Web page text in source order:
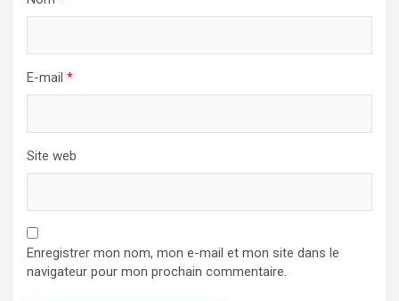
E-mail *
Site web
Enregistrer mon nom, mon e-mail et mon site dans le
navigateur pour mon prochain commentaire.